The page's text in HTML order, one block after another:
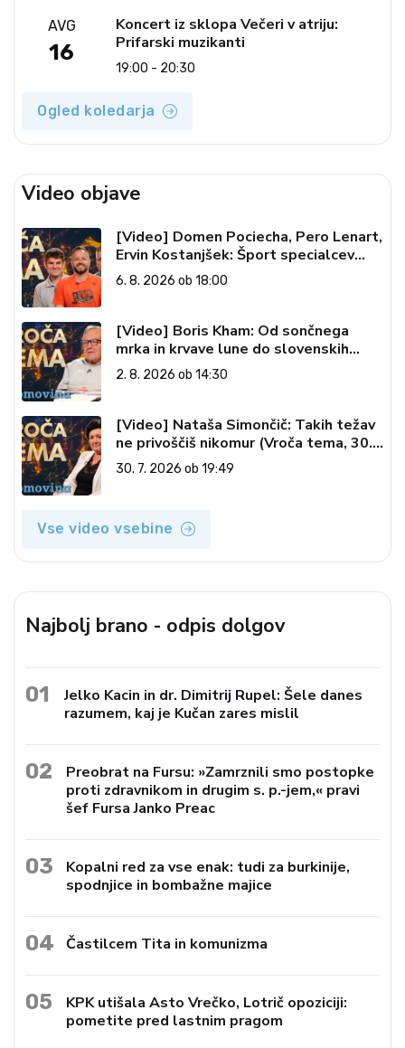
AVG
16
Koncert iz sklopa Večeri v atriju:
Prifarski muzikanti
19:00 - 20:30
Ogled koledarja
Video objave
[Video] Domen Pociecha, Pero Lenart,
Ervin Kostanjšek: Šport specialcev
(Vroča tema, 6. 8. 2026)
6. 8. 2026 ob 18:00
[Video] Boris Kham: Od sončnega
mrka in krvave lune do slovenskih
pečatov v vesolju (Vroča tema, 2. 8.
2026)
2. 8. 2026 ob 14:30
[Video] Nataša Simončič: Takih težav
ne privoščiš nikomur (Vroča tema, 30.
7. 2026)
30. 7. 2026 ob 19:49
Vse video vsebine
Najbolj brano - odpis dolgov
01
Jelko Kacin in dr. Dimitrij Rupel: Šele danes
razumem, kaj je Kučan zares mislil
02
Preobrat na Fursu: »Zamrznili smo postopke
proti zdravnikom in drugim s. p.-jem,« pravi
šef Fursa Janko Preac
03
Kopalni red za vse enak: tudi za burkinije,
spodnjice in bombažne majice
04 Častilcem Tita in komunizma
05
KPK utišala Asto Vrečko, Lotrič opoziciji:
pometite pred lastnim pragom